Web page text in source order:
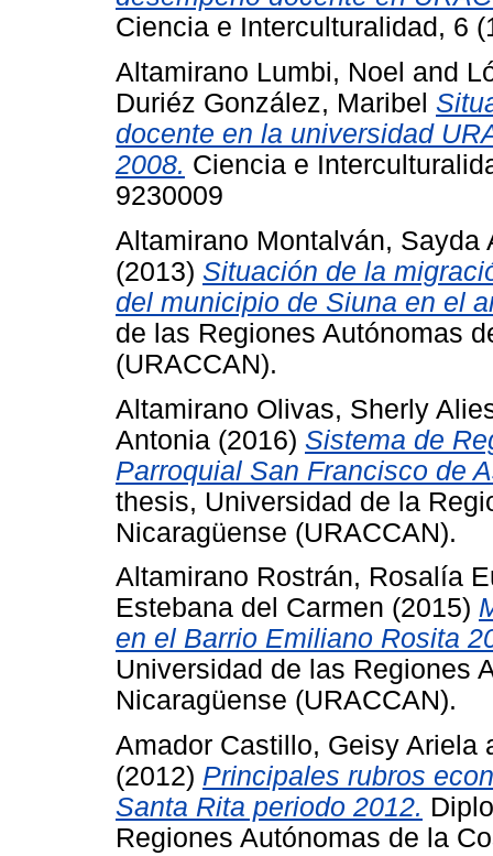
Ciencia e Interculturalidad, 6
Altamirano Lumbi, Noel and
Duriéz González, Maribel
docente en la universidad
2008. Ciencia e
9230009
Altamirano Montalván, Sayda
(2013) Situación de la
del municipio de Siuna en el
de las Regiones Autónomas
(URACCAN).
Altamirano Olivas, Sherly
Antonia (2016) Sistema de
Parroquial San Francisco de
thesis, Universidad de la
Nicaragüense (URACCAN).
Altamirano Rostrán, Rosalía
Estebana del Carmen (2015)
en el Barrio Emiliano Rosita
Universidad de las Regiones
Nicaragüense (URACCAN).
Amador Castillo, Geisy Ariela
(2012) Principales rubros
Santa Rita periodo 2012.
Regiones Autónomas de la